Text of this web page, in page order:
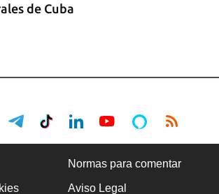
de Cuba
Normas para comentar
Aviso Legal